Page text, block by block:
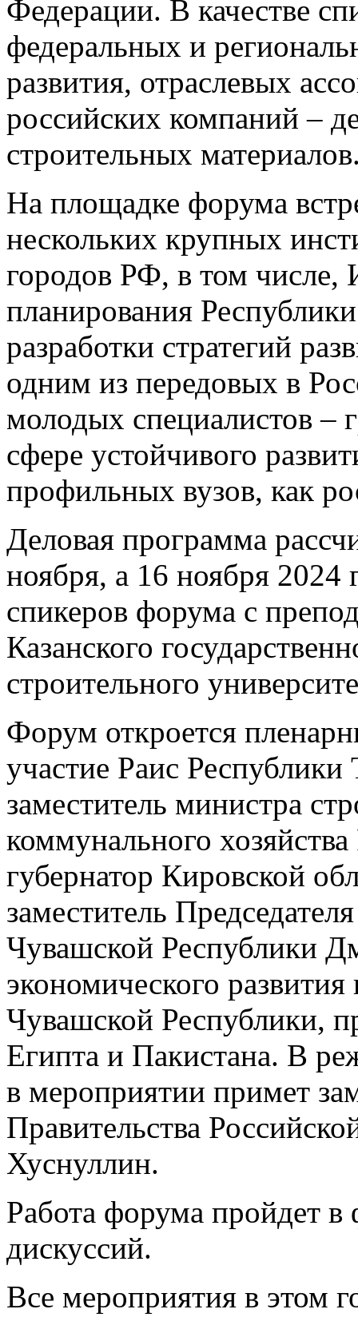
Федерации. В качестве
федеральных и
развития, отраслевых
российских компаний –
строительных
На площадке форума
нескольких крупных
городов РФ, в том числе,
планирования
разработки стратегий
одним из передовых в
молодых специалистов –
сфере устойчивого
профильных вузов, как
Деловая программа
ноября, а 16 ноября 2024
спикеров форума с
Казанского
строительного
Форум откроется
участие Раис
заместитель министра
коммунального
губернатор Кировской
заместитель
Чувашской Республики
экономического
Чувашской Республики,
Египта и Пакистана. В
в мероприятии примет
Правительства
Хуснуллин.
Работа форума пройдет в
дискуссий.
Все мероприятия в этом